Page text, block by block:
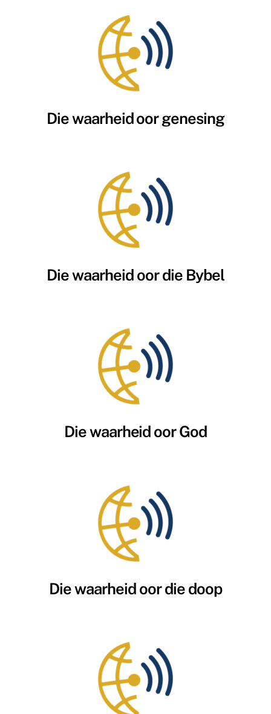
Die waarheid oor genesing
Die waarheid oor die Bybel
Die waarheid oor God
Die waarheid oor die doop